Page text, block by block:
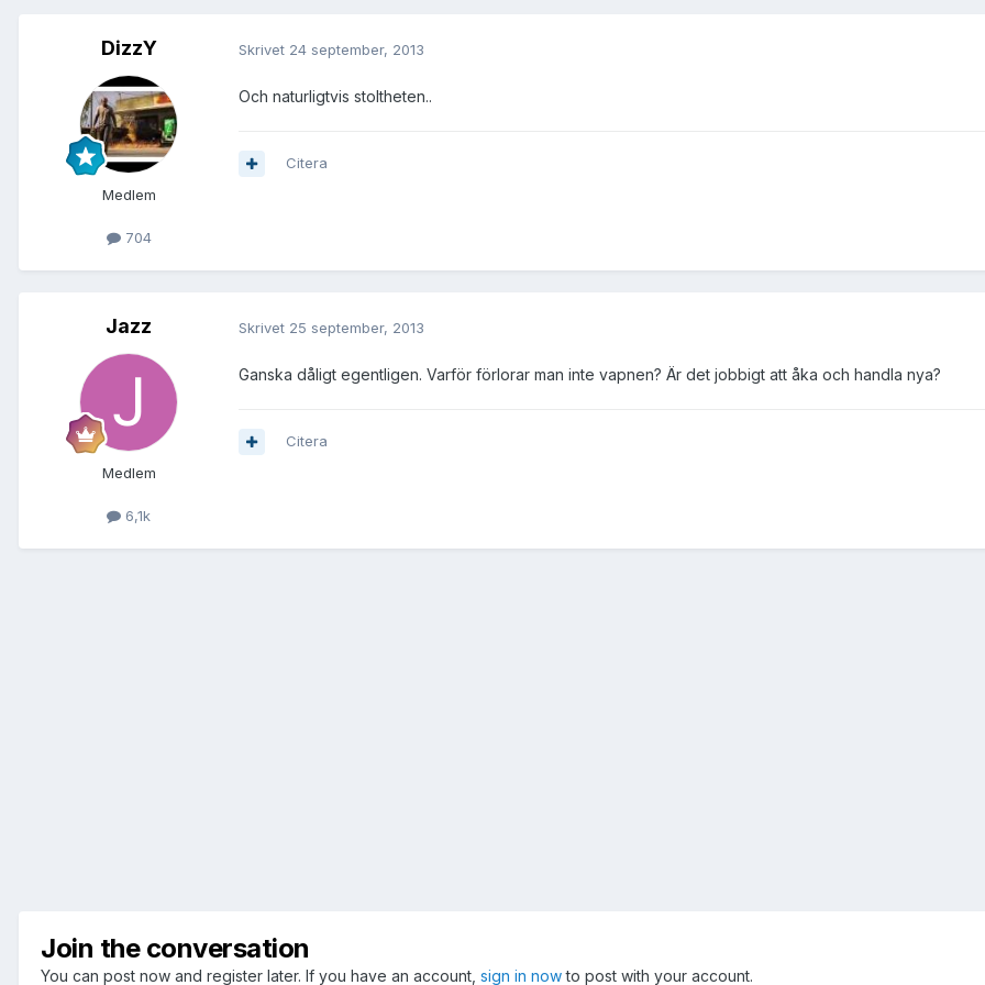
DizzY
Medlem
704
Skrivet 24 september, 2013
Och naturligtvis stoltheten..
Citera
Jazz
Medlem
6,1k
Skrivet 25 september, 2013
Ganska dåligt egentligen. Varför förlorar man inte vapnen? Är det jobbigt att åka och handla nya?
Citera
Join the conversation
You can post now and register later. If you have an account, sign in nowto post with your account.